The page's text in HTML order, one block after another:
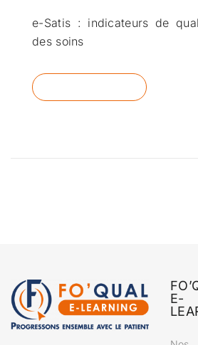
e-Satis : indicateurs de
des soins
E-